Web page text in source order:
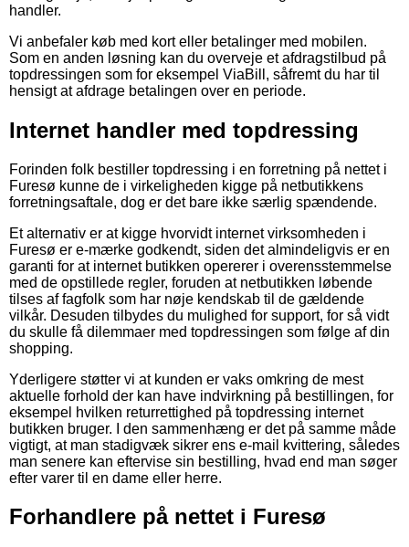
handler.
Vi anbefaler køb med kort eller betalinger med mobilen.
Som en anden løsning kan du overveje et afdragstilbud på
topdressingen som for eksempel ViaBill, såfremt du har til
hensigt at afdrage betalingen over en periode.
Internet handler med topdressing
Forinden folk bestiller topdressing i en forretning på nettet i
Furesø kunne de i virkeligheden kigge på netbutikkens
forretningsaftale, dog er det bare ikke særlig spændende.
Et alternativ er at kigge hvorvidt internet virksomheden i
Furesø er e-mærke godkendt, siden det almindeligvis er en
garanti for at internet butikken opererer i overensstemmelse
med de opstillede regler, foruden at netbutikken løbende
tilses af fagfolk som har nøje kendskab til de gældende
vilkår. Desuden tilbydes du mulighed for support, for så vidt
du skulle få dilemmaer med topdressingen som følge af din
shopping.
Yderligere støtter vi at kunden er vaks omkring de mest
aktuelle forhold der kan have indvirkning på bestillingen, for
eksempel hvilken returrettighed på topdressing internet
butikken bruger. I den sammenhæng er det på samme måde
vigtigt, at man stadigvæk sikrer ens e-mail kvittering, således
man senere kan eftervise sin bestilling, hvad end man søger
efter varer til en dame eller herre.
Forhandlere på nettet i Furesø